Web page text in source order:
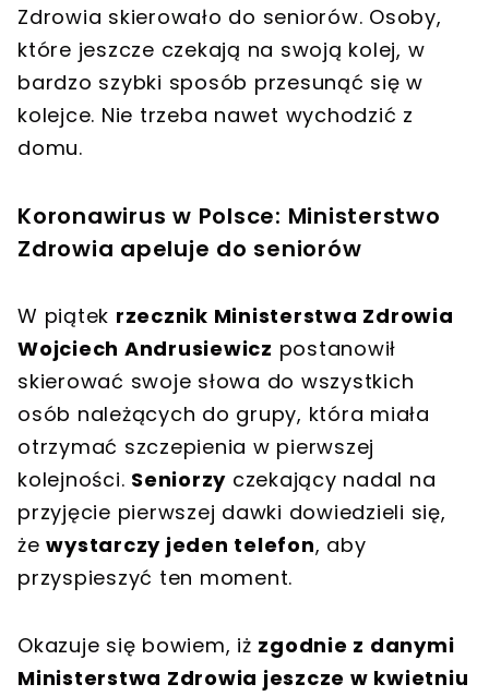
Zdrowia skierowało do seniorów. Osoby,
które jeszcze czekają na swoją kolej, w
bardzo szybki sposób przesunąć się w
kolejce. Nie trzeba nawet wychodzić z
domu.
Koronawirus w Polsce: Ministerstwo
Zdrowia apeluje do seniorów
W piątek rzecznik Ministerstwa Zdrowia
Wojciech Andrusiewicz postanowił
skierować swoje słowa do wszystkich
osób należących do grupy, która miała
otrzymać szczepienia w pierwszej
kolejności. Seniorzy czekający nadal na
przyjęcie pierwszej dawki dowiedzieli się,
żewystarczy jeden telefon, aby
przyspieszyć ten moment.
Okazuje się bowiem, iż zgodnie z danymi
Ministerstwa Zdrowia jeszcze w kwietniu